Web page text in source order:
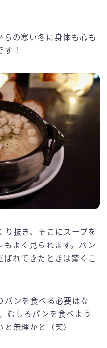
らの寒い冬に身体も心も
！
り抜き、そこにスープを
よく見られます。パン
れてきたときは驚くこ
パンを食べる必要はな
むしろパンを食べよう
無理かと（笑）